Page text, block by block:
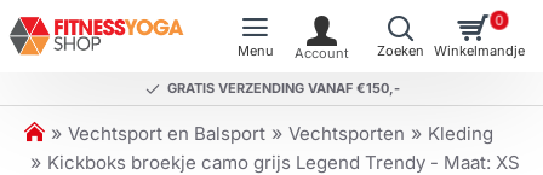
GRATIS VERZENDING VANAF €150,-
0
h
o
Vechtsport en Balsport Vechtsporten
Kleding
Kickboks broekje camo grijs Legend Trendy - Maat: XS